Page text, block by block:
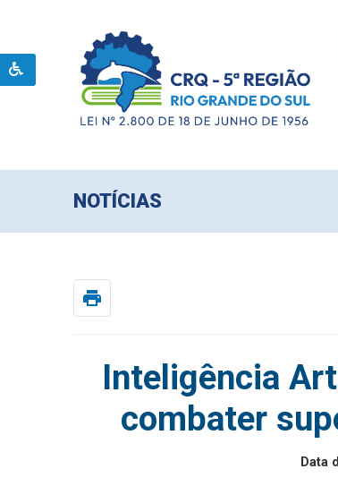
NOTÍCIAS
print
Inteligência
combater
Data